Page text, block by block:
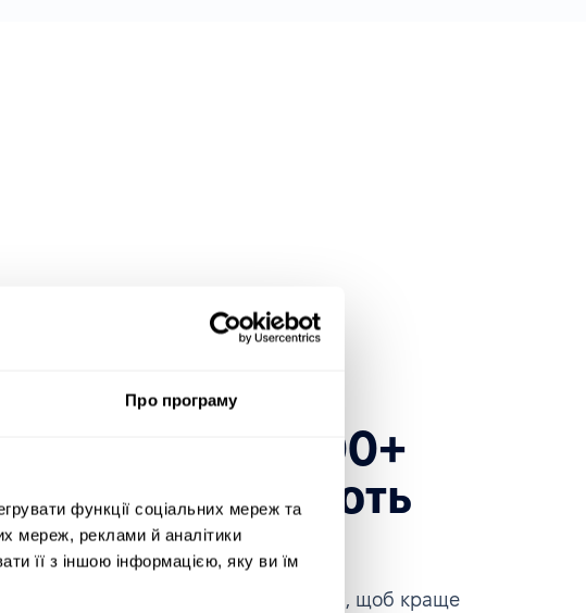
Про програму
функції соціальних мереж та
мереж, реклами й аналітики
її з іншою інформацією, яку ви їм
до 1600+
які довіряють
нашою HR-платформою на власні очі, щоб краще